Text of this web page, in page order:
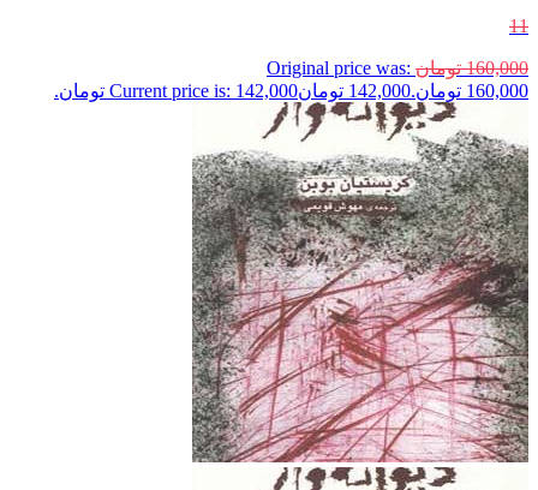
11
160,000 تومان Original price was:
160,000 تومان.
142,000 تومانCurrent price is: 142,000 تومان.